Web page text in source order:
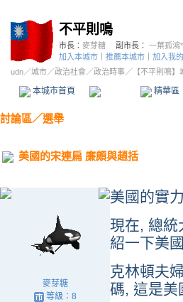
不平則鳴
市長： 麥芽糖 副市長： 一葉孤鴻
加入本城市
推薦本城市 加入我
udn／城市／政治社會 ／政治時事／ 【不平則鳴】
本城市首頁 精華區
討論區／選舉
美國的宋連扁 廉頗與趙括
麥芽糖
等級：8
美國的實
現在, 總統
紹一下美
克林頓夫
碼, 這是美